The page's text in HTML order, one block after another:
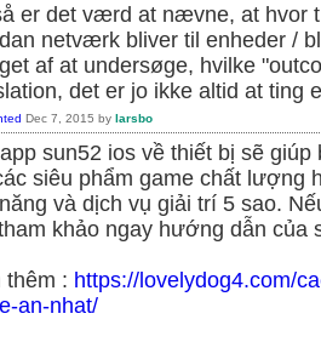
er det værd at nævne, at hvor
netværk bliver til enheder /
af at undersøge, hvilke
det er jo ikke altid at ting
Dec 7, 2015 by larsbo
sun52 ios về thiết bị sẽ
siêu phẩm game chất lượng
và dịch vụ giải trí 5 sao.
khảo ngay hướng dẫn của
thêm : https://lovelydog4.com/
an-nhat/